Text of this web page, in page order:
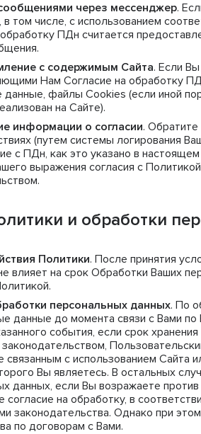
через мессенджер.
том числе, с использованием
ПДн считается
с содержимым Сайта. Если
Нам Согласие на обработку
данные, файлы Cookies (если иной
на Сайте).
информации о согласии.
(путем системы логирования
с ПДн, как это указано в
выражения согласия с
и обработки
Политики. После принятия
влияет на срок Обработки Ваших
персональных данных. По
данные до момента связи с Вами
события, если срок
связанным с использованием
Вы являетесь. В остальных
данных, если Вы возражаете
согласие на обработку, в
законодательства. Однако при
по договорам с Вами.